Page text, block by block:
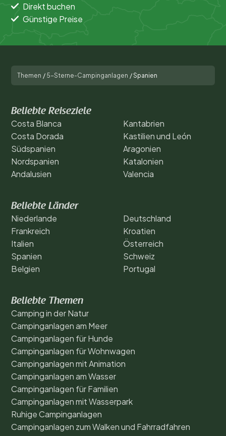
Direkt buchen
Günstige Preise
Themen / 5-Sterne-Campinganlagen /Spanien
Beliebte Reiseziele
Costa Blanca
Costa Dorada
Südspanien
Nordspanien
Andalusien
Kantabrien
Kastilien und León
Aragonien
Katalonien
Valencia
Beliebte Länder
Niederlande
Frankreich
Italien
Spanien
Belgien
Deutschland
Kroatien
Österreich
Schweiz
Portugal
Beliebte Themen
Camping in der Natur
Campinganlagen am Meer
Campinganlagen für Hunde
Campinganlagen für Wohnwagen
Campinganlagen mit Animation
Campinganlagen am Wasser
Campinganlagen für Familien
Campinganlagen mit Wasserpark
Ruhige Campinganlagen
Campinganlagen zum Walken und Fahrradfahren